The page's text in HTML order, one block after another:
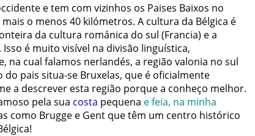
etem com vizinhos os Paises Baixos no
mais o menos 40 kilómetros. A cultura da Bélgica é
da cultura románica do sul (Francia) ea
. Isso é muito visível na divisão linguística,
, na cual falamos nerlandés, a região valonia no sul
do pais situa-se Bruxelas, que é oficialmente
a descrever esta região porquea conheço melhor.
pela sua costa pequena efeia, na minha
como Brugge e Gent quetêm um centro histórico
!